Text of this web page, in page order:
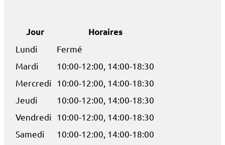
Jour
Horaires
Lundi
Fermé
Mardi
10:00-12:00, 14:00-18:30
Mercredi
10:00-12:00, 14:00-18:30
Jeudi
10:00-12:00, 14:00-18:30
Vendredi
10:00-12:00, 14:00-18:30
Samedi
10:00-12:00, 14:00-18:00